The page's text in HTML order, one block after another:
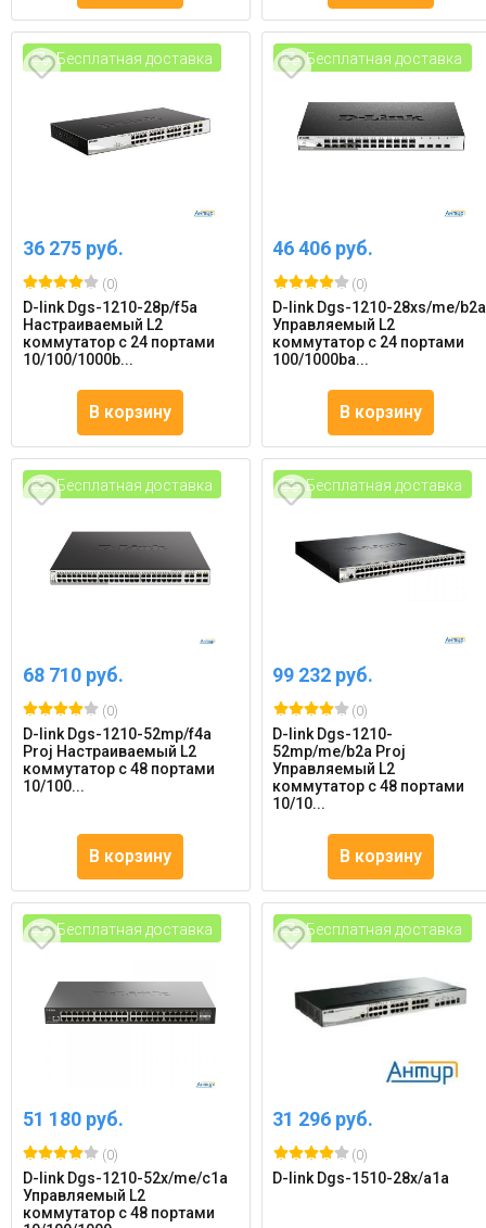
Бесплатная доставка
36 275 руб.
(0)
D-link Dgs-1210-28p/f5a
Настраиваемый L2
коммутатор с 24 портами
10/100/1000b...
В корзину
Бесплатная доставка
46 406 руб.
(0)
D-link Dgs-1210-28xs/me/b2a
Управляемый L2
коммутатор с 24 портами
100/1000ba...
В корзину
Бесплатная доставка
68 710 руб.
(0)
D-link Dgs-1210-52mp/f4a
Proj Настраиваемый L2
коммутатор с 48 портами
10/100...
В корзину
Бесплатная доставка
99 232 руб.
(0)
D-link Dgs-1210-
52mp/me/b2a Proj
Управляемый L2
коммутатор с 48 портами
10/10...
В корзину
Бесплатная доставка
51 180 руб.
(0)
D-link Dgs-1210-52x/me/c1a
Управляемый L2
коммутатор с 48 портами
Бесплатная доставка
31 296 руб.
(0)
D-link Dgs-1510-28x/a1a